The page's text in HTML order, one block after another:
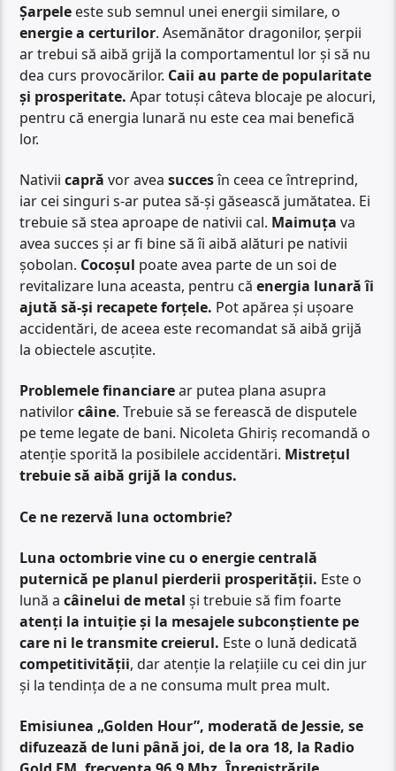
Șarpele este sub semnul unei energii similare, o
energie a certurilor. Asemănător dragonilor, șerpii
ar trebui să aibă grijă la comportamentul lor și să nu
dea curs provocărilor. Caii au parte de popularitate
și prosperitate. Apar totuși câteva blocaje pe alocuri,
pentru că energia lunară nu este cea mai benefică
lor.
Nativiicapră vor aveasuccesîn ceea ce întreprind,
iar cei singuri s-ar putea să-și găsească jumătatea. Ei
trebuie să stea aproape de nativii cal. Maimuța va
avea succes și ar fi bine să îi aibă alături pe nativii
șobolan. Cocoșul poate avea parte de un soi de
revitalizare luna aceasta, pentru căenergia lunară îi
ajută să-și recapete forțele. Pot apărea și ușoare
accidentări, de aceea este recomandat să aibă grijă
la obiectele ascuțite.
Problemele financiarear putea plana asupra
nativilorcâine. Trebuie să se ferească de disputele
pe teme legate de bani. Nicoleta Ghiriș recomandă o
atenție sporită la posibilele accidentări. Mistrețul
trebuie să aibă grijă la condus.
Ce ne rezervă luna octombrie?
Luna octombrie vine cu o energie centrală
puternică pe planul pierderii prosperității. Este o
lună acâinelui de metal și trebuie să fim foarte
atenți la intuiție și la mesajele subconștiente pe
care ni le transmite creierul. Este o lună dedicată
competitivității, dar atenție la relațiile cu cei din jur
și la tendința de a ne consuma mult prea mult.
Emisiunea „Golden Hour”, moderată de Jessie, se
difuzează de luni până joi, de la ora 18, la Radio